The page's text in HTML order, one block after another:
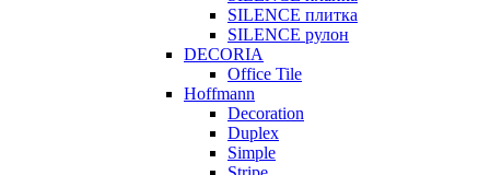
SILENCE плитка
SILENCE рулон
DECORIA
Office Tile
Hoffmann
Decoration
Duplex
Simple